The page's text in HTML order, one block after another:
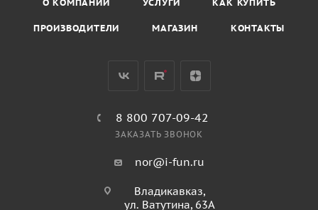
О КОМПАНИИ УСЛУГИ КАК КУПИТЬ
ПРОИЗВОДИТЕЛИ МАГАЗИН КОНТАКТЫ
8 800 707-09-42
ЗАКАЗАТЬ ЗВОНОК
nor@i-fun.ru
Владикавказ,
ул. Ватутина, 63А